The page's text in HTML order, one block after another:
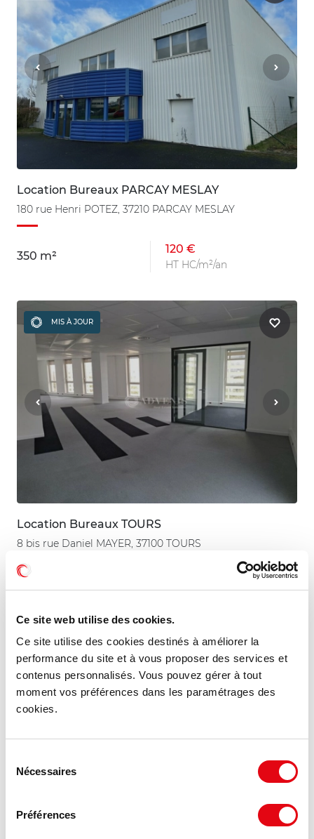
Ce site web utilise des cookies.
Ce site utilise des cookies destinés à améliorer la
performance du site et à vous proposer des services et
contenus personnalisés. Vous pouvez gérer à tout
moment vos préférences dans les paramétrages des
cookies.
Nécessaires
Préférences
Location Bureaux PARCAY MESLAY
180 rue Henri POTEZ, 37210 PARCAY MESLAY
350 m²
120 €
HT HC/m²/an
MIS À JOUR
Location Bureaux TOURS
8 bis rue Daniel MAYER, 37100 TOURS
À partir de 150 €
MIS À JOUR